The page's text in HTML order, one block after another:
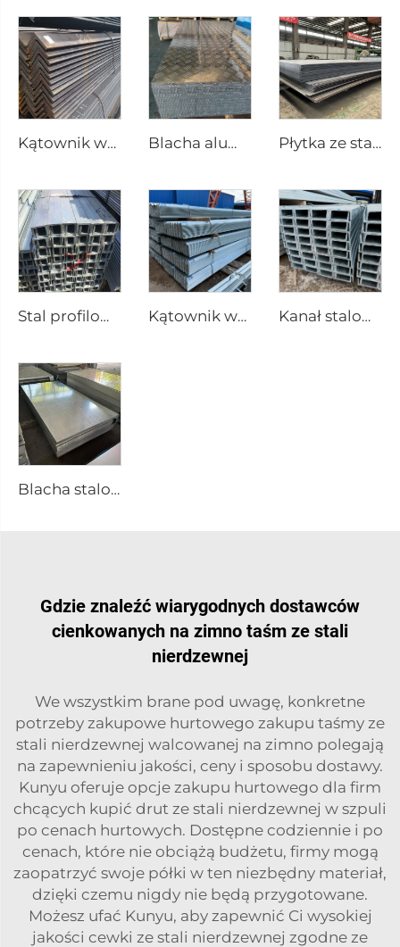
Kątownik węglowy stalowy równoboczny Blacha aluminiowa z tłoczeniem Płytka ze stali węglowej, kwadratowa płytka stalowa
Stal profilowana w kształcie litery U Kątownik węglowy stalowy równoboczny Kanał stalowy galwanizowany
Blacha stalowa ocynkowana ASTM
Gdzie znaleźć wiarygodnych dostawców
cienkowanych na zimno taśm ze stali
nierdzewnej
We wszystkim brane pod uwagę, konkretne
potrzeby zakupowe hurtowego zakupu taśmy ze
stali nierdzewnej walcowanej na zimno polegają
na zapewnieniu jakości, ceny i sposobu dostawy.
Kunyu oferuje opcje zakupu hurtowego dla firm
chcących kupić drut ze stali nierdzewnej w szpuli
po cenach hurtowych. Dostępne codziennie i po
cenach, które nie obciążą budżetu, firmy mogą
zaopatrzyć swoje półki w ten niezbędny materiał,
dzięki czemu nigdy nie będą przygotowane.
Możesz ufać Kunyu, aby zapewnić Ci wysokiej
jakości cewki ze stali nierdzewnej zgodne ze